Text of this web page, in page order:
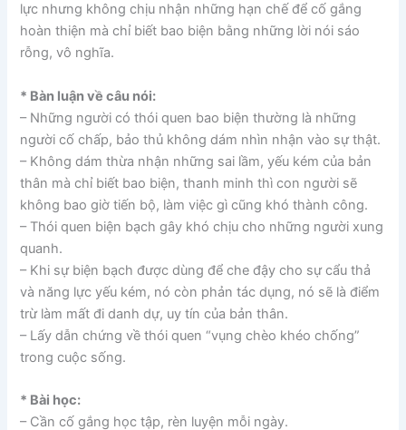
lực nhưng không chịu nhận những hạn chế để cố gắng
hoàn thiện mà chỉ biết bao biện bằng những lời nói sáo
rỗng, vô nghĩa.
* Bàn luận về câu nói:
– Những người có thói quen bao biện thường là những
người cố chấp, bảo thủ không dám nhìn nhận vào sự thật.
– Không dám thừa nhận những sai lầm, yếu kém của bản
thân mà chỉ biết bao biện, thanh minh thì con người sẽ
không bao giờ tiến bộ, làm việc gì cũng khó thành công.
– Thói quen biện bạch gây khó chịu cho những người xung
quanh.
– Khi sự biện bạch được dùng để che đậy cho sự cẩu thả
và năng lực yếu kém, nó còn phản tác dụng, nó sẽ là điểm
trừ làm mất đi danh dự, uy tín của bản thân.
– Lấy dẫn chứng về thói quen “vụng chèo khéo chống”
trong cuộc sống.
* Bài học:
– Cần cố gắng học tập, rèn luyện mỗi ngày.